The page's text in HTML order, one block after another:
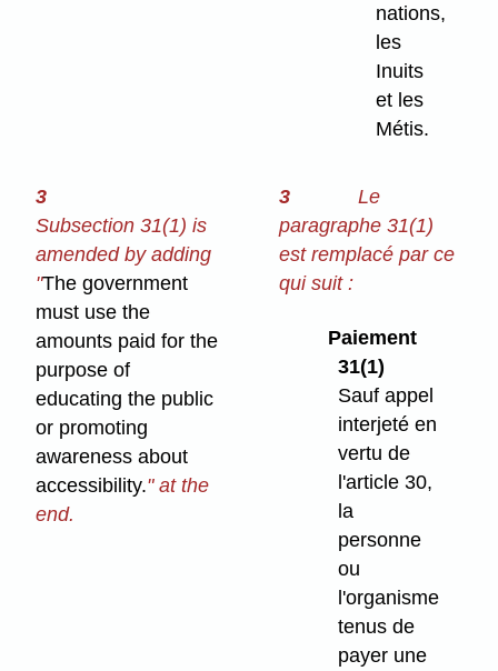
nations,
les
Inuits
et les
Métis.
3
Subsection 31(1) is
amended by adding
"The government
must use the
amounts paid for the
purpose of
educating the public
or promoting
awareness about
accessibility." at the
end.
3
Le
paragraphe 31(1)
est remplacé par ce
qui suit :
Paiement
31(1)
Sauf appel
interjeté en
vertu de
l'article 30,
la
personne
ou
l'organisme
tenus de
payer une